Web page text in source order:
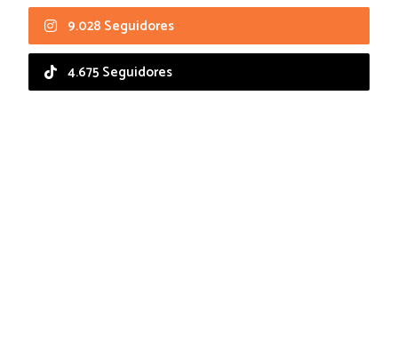
9.028 Seguidores
4.675 Seguidores